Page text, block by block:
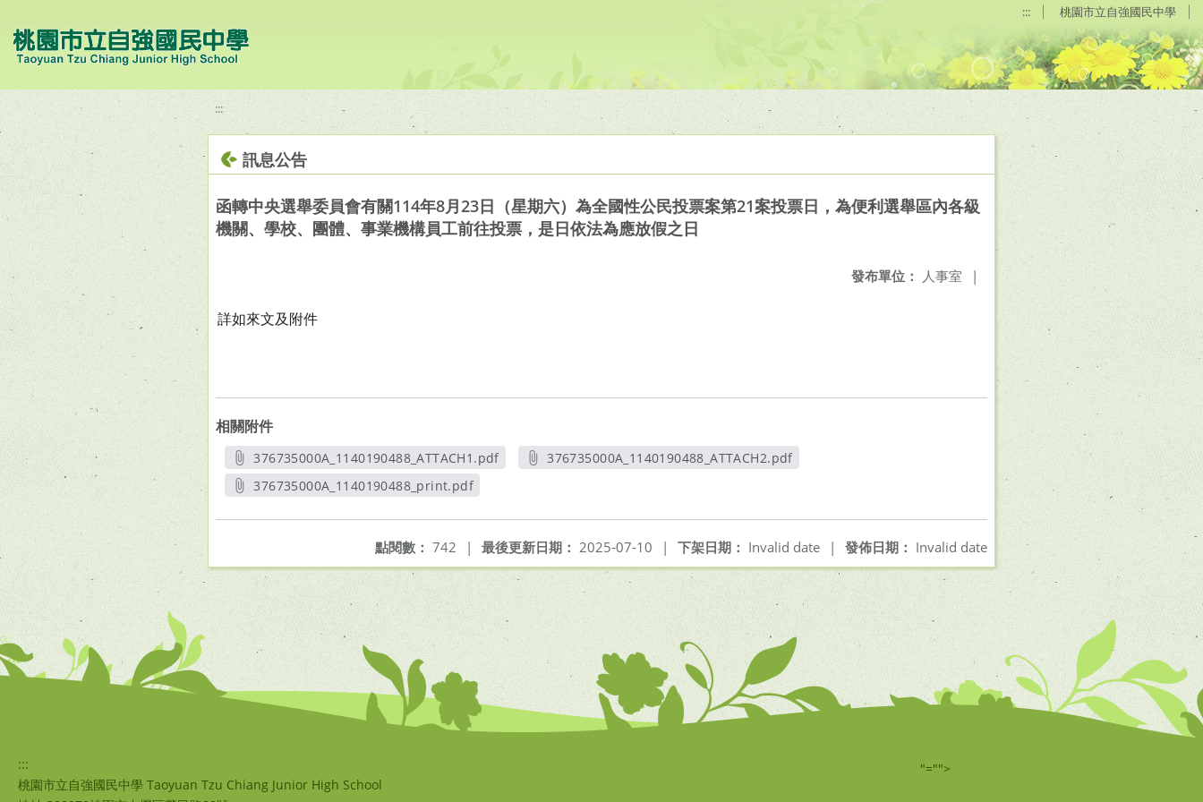
::: 桃園市立自強國民中學
:::
訊息公告
函轉中央選舉委員會有關114年8月23日（星期六）為全國性公民投票案第21案投票日，為便利選舉區內各級
機關、學校、團體、事業機構員工前往投票，是日依法為應放假之日
發布單位： 人事室 |
詳如來文及附件
相關附件
376735000A_1140190488_ATTACH1.pdf
另開新視窗
376735000A_1140190488_ATTACH2.pdf
376735000A_1140190488_print.pdf
發佈日期： Invalid date
下架日期： Invalid date |
最後更新日期： 2025-07-10 |
點閱數： 742 |
:::
桃園市立自強國民中學 Taoyuan Tzu Chiang Junior High School
"="">